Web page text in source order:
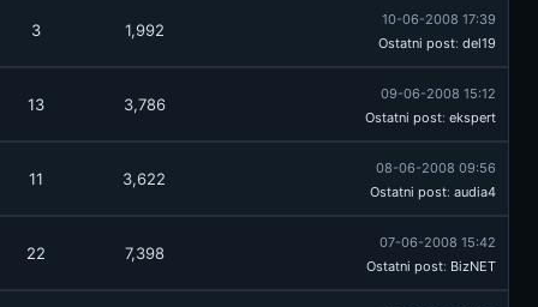
3 1,992
10-06-2008 17:39
Ostatni post: del19
13 3,786
09-06-2008 15:12
Ostatni post: ekspert
11 3,622
08-06-2008 09:56
Ostatni post: audia4
22 7,398
07-06-2008 15:42
Ostatni post: BizNET